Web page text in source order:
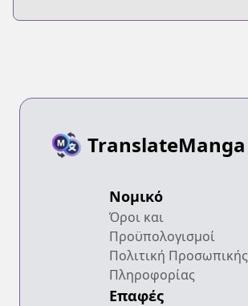
TranslateManga
Νομικό
Όροι και
Προϋπολογισμοί
Πολιτική Προσωπικής
Πληροφορίας
Επαφές